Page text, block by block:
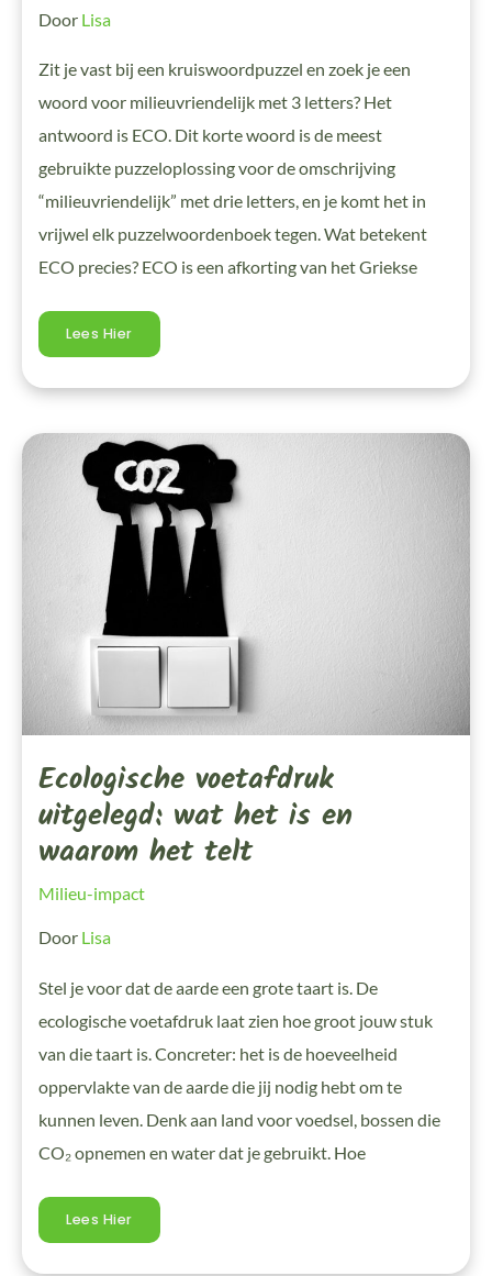
Door Lisa
Zit je vast bij een kruiswoordpuzzel en zoek je een
woord voor milieuvriendelijk met 3 letters? Het
antwoord is ECO. Dit korte woord is de meest
gebruikte puzzeloplossing voor de omschrijving
“milieuvriendelijk” met drie letters, en je komt het in
vrijwel elk puzzelwoordenboek tegen. Wat betekent
ECO precies? ECO is een afkorting van het Griekse
Lees Hier
Ecologische voetafdruk
uitgelegd: wat het is en
waarom het telt
Milieu-impact
Door Lisa
Stel je voor dat de aarde een grote taart is. De
ecologische voetafdruk laat zien hoe groot jouw stuk
van die taart is. Concreter: het is de hoeveelheid
oppervlakte van de aarde die jij nodig hebt om te
kunnen leven. Denk aan land voor voedsel, bossen die
CO₂ opnemen en water dat je gebruikt. Hoe
Ecologische
Voetafdruk
Uitgelegd:
Wat
Waarom
Lees Hier